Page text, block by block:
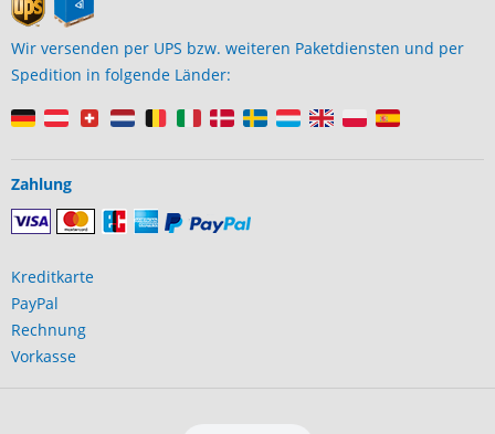
Wir versenden per UPS bzw. weiteren Paketdiensten und per
Spedition in folgende Länder:
Zahlung
Kreditkarte
PayPal
Rechnung
Vorkasse